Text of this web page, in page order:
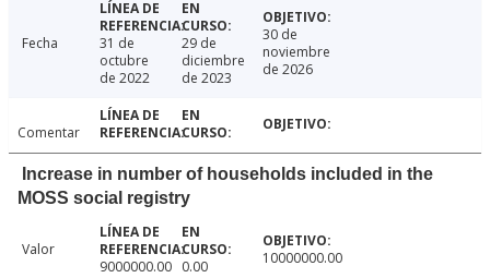
Fecha
31 de
octubre
de 2022
29 de
diciembre
de 2023
30 de
noviembre
de 2026
Comentar
Increase in number of households included in the
MOSS social registry
Valor
9000000.00
0.00 10000000.00